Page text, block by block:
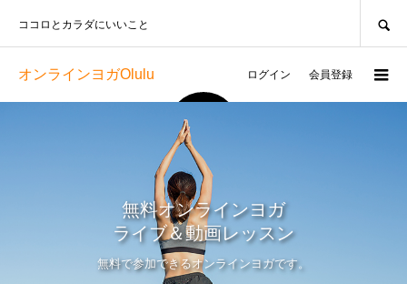
オンラインヨガOlulu
ココロとカラダにいいこと
ログイン 会員登録
動画数
85レッスン
無料オンラインヨガ
ライブ＆動画レッスン
無料で参加できるオンラインヨガです。